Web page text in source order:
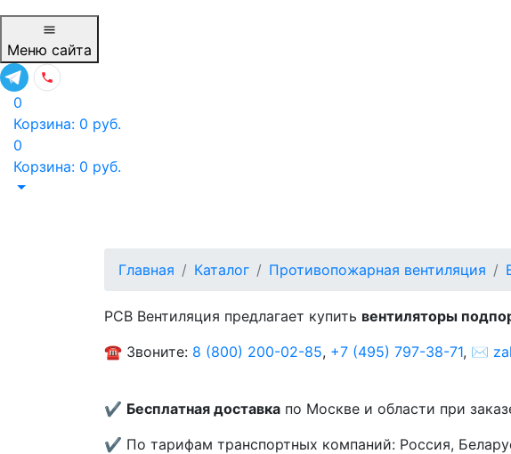
Меню сайта
0
Корзина: 0 руб.
0
Корзина: 0 руб.
Главная Каталог Противопожарная вентиляция
РСВ Вентиляция предлагает купить вентиляторы
☎️ Звоните: 8 (800) 200-02-85, +7 (495) 797-38-71, ✉️
✔️ Бесплатная доставка по Москве и области при
✔️ По тарифам транспортных компаний: Россия,